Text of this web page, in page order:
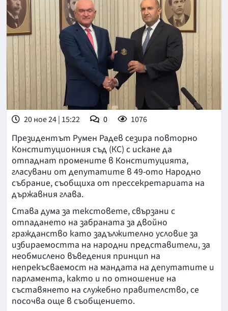
20 ное 24 | 15:22 0 1076
Президентът Румен Радев сезира повторно
Конституционния съд (КС) с искане да
отпаднат промените в Конституцията,
гласувани от депутатите в 49-ото Народно
събрание, съобщиха от прессекретариата на
държавния глава.
Става дума за текстовете, свързани с
отпадането на забраната за двойно
гражданство като задължително условие за
избираемостта на народни представители, за
необмислено въведения принцип на
непрекъсваемост на мандата на депутатите и
парламента, както и по отношение на
съставянето на служебно правителство, се
посочва още в съобщението.